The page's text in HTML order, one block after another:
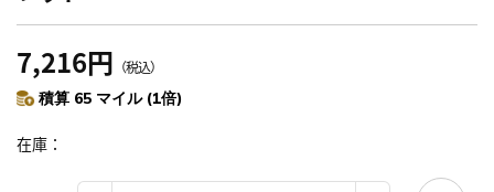
7,216円 （税込）
積算 65 マイル (1倍)
在庫